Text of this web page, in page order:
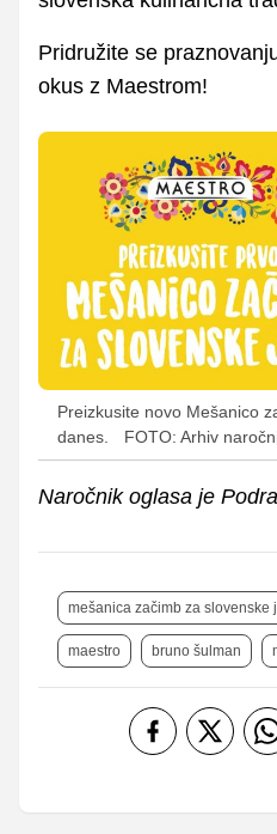
Pridružite se
okus z Maestrom!
Preizkusite novo Mešanico
danes.
FOTO: Arhiv
Naročnik oglasa je
mešanica začimb za slovenske
maestro bruno šulman